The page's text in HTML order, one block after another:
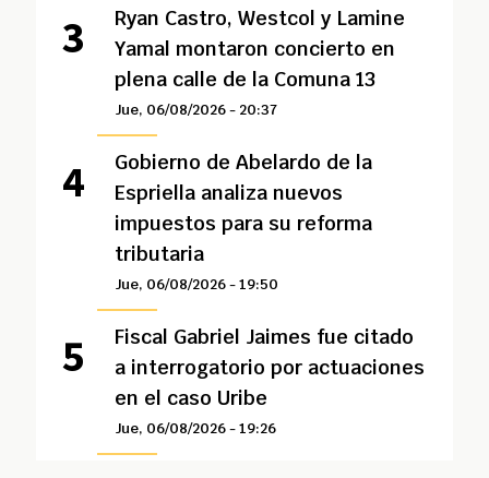
Ryan Castro, Westcol y Lamine
Yamal montaron concierto en
plena calle de la Comuna 13
Jue, 06/08/2026 - 20:37
Gobierno de Abelardo de la
Espriella analiza nuevos
impuestos para su reforma
tributaria
Jue, 06/08/2026 - 19:50
Fiscal Gabriel Jaimes fue citado
a interrogatorio por actuaciones
en el caso Uribe
Jue, 06/08/2026 - 19:26